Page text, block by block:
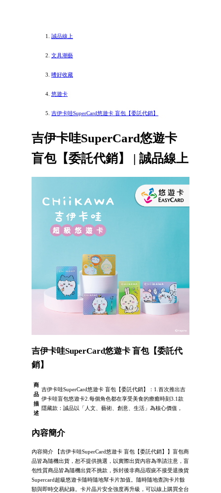
誠品線上
文具潮藝
嗜好收藏
悠遊卡
吉伊卡哇SuperCard悠遊卡 盲包【委託代銷】
吉伊卡哇SuperCard悠遊卡
盲包【委託代銷】 | 誠品線上
吉伊卡哇SuperCard悠遊卡 盲包【委託代
銷】
商
品
描
述
吉伊卡哇SuperCard悠遊卡 盲包【委託代銷】：1.首次推出吉
伊卡哇盲包悠遊卡2.每個角色都在享受美食的療癒時刻3.1款
隱藏款：誠品以「人文、藝術、創意、生活」為核心價值，
內容簡介
內容簡介 【吉伊卡哇SuperCard悠遊卡 盲包【委託代銷】】盲包商
品皆為隨機出貨，恕不提供挑選，以實際出貨內容為準請注意，盲
包性質商品皆為隨機出貨不挑款，拆封後非商品瑕疵不接受退換貨
Supercard超級悠遊卡隨時隨地幫卡片加值。隨時隨地查詢卡片餘
額與即時交易紀錄。卡片晶片安全強度再升級，可以線上購買全台